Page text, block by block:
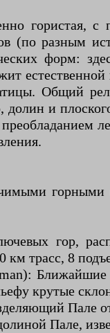
гористая,
(по разным
форм:
Общий
долин и
горными
гор,
км трасс, 8
Ближайшие
крутые
Пале
Пале,